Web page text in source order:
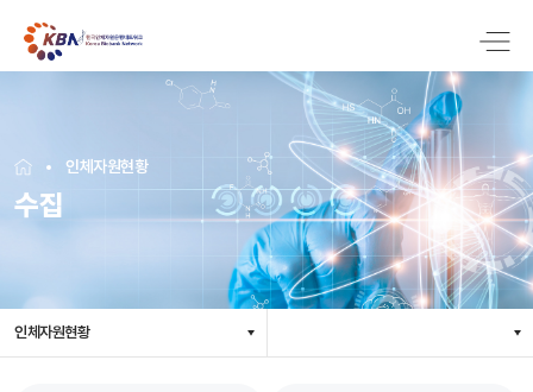
인체자원현황
수집
인체자원현황